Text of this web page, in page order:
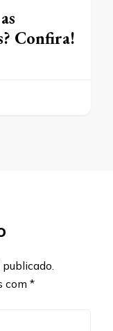
Confira!
com *